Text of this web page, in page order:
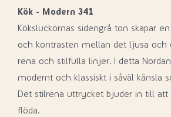
Kök - Modern 341
Köksluckornas sidengrå ton skapar
och kontrasten mellan det ljusa och
rena och stilfulla linjer. I detta
modernt och klassiskt i såväl känsla
Det stilrena uttrycket bjuder in till att
flöda.